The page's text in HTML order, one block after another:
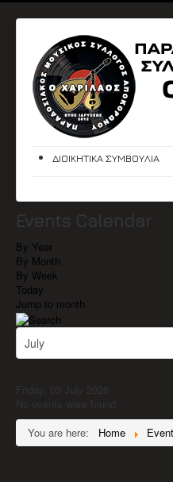
ΔΙΟΙΚΗΤΙΚΑ ΣΥΜΒΟΥΛΙΑ
By Year
By Month
By Week
Today
Jump to month
You are here:
Home